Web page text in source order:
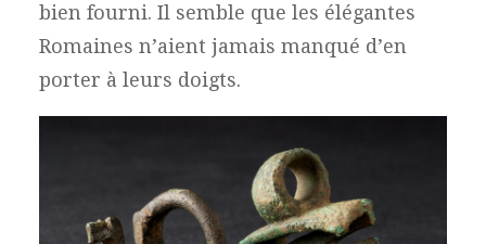
bien fourni. Il semble que les élégantes
Romaines n’aient jamais manqué d’en
porter à leurs doigts.